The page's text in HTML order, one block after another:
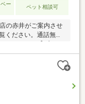
ー
ペット相談可
の赤井がご案内させ
ください。通話無料
、廊下側洋室より海
2024年9月・ディス
年8月・浴室暖房乾
月・トイレ新調【室
換【室内改装済】
・廊下・洋室一部)ペ